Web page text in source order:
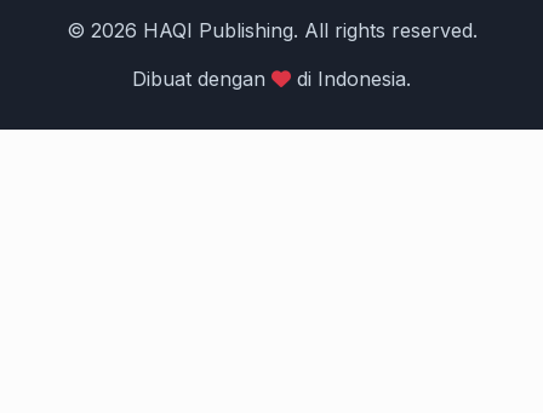
© 2026 HAQI Publishing. All rights reserved.
Dibuat dengan
di Indonesia.